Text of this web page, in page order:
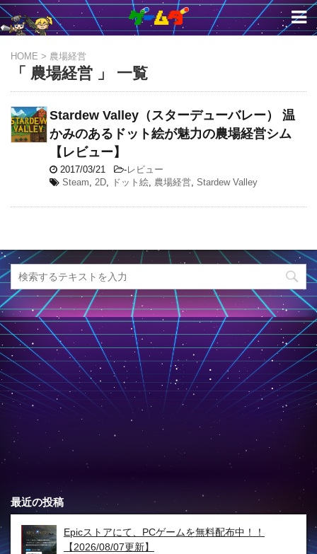
HOME > 農場経営
「 農場経営 」 一覧
Stardew Valley（スターデューバレー） 温
かみのあるドット絵が魅力の農場経営シム
【レビュー】
2017/03/21 -レビュー
Steam, 2D, ドット絵, 農場経営, Stardew Valley
最近の投稿
Epicストアにて、PCゲームを無料配布中！！
【2026/08/07更新】